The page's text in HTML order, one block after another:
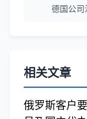
香港公
德国公司
相关文章
俄罗斯客户